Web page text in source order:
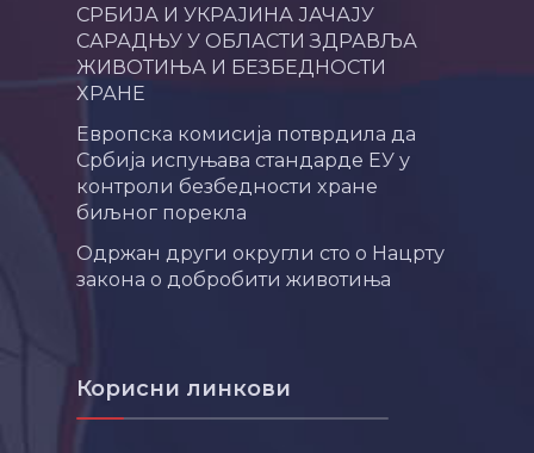
СРБИЈА И УКРАЈИНА ЈАЧАЈУ
САРАДЊУ У ОБЛАСТИ ЗДРАВЉА
ЖИВОТИЊА И БЕЗБЕДНОСТИ
ХРАНЕ
Европска комисија потврдила да
Србија испуњава стандарде ЕУ у
контроли безбедности хране
биљног порекла
Одржан други округли сто о Нацрту
закона о добробити животиња
Корисни линкови